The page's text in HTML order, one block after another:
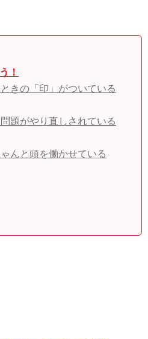
！
きの「印」がついている
題がやり直しされている
んと頭を働かせている